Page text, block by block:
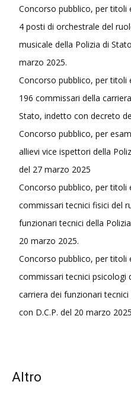
Concorso pubblico, per titoli
4 posti di orchestrale del
musicale della Polizia di
marzo 2025.
Concorso pubblico, per titoli
196 commissari della
Stato, indetto con decreto
Concorso pubblico, per
allievi vice ispettori della
del 27 marzo 2025
Concorso pubblico, per titoli
commissari tecnici fisici del
funzionari tecnici della
20 marzo 2025.
Concorso pubblico, per titoli
commissari tecnici psicologi
carriera dei funzionari
con D.C.P. del 20 marzo
Altro